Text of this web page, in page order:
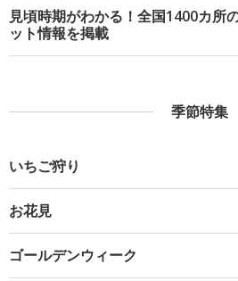
見頃時期がわかる！全国1400カ所
ット情報を掲載
季節特集
いちご狩り
お花見
ゴールデンウィーク